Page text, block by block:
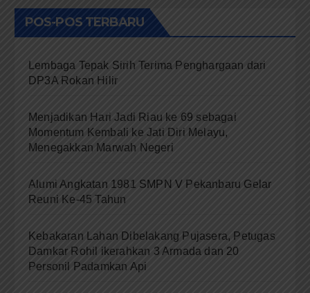
POS-POS TERBARU
Lembaga Tepak Sirih Terima Penghargaan dari
DP3A Rokan Hilir
Menjadikan Hari Jadi Riau ke 69 sebagai
Momentum Kembali ke Jati Diri Melayu,
Menegakkan Marwah Negeri
Alumi Angkatan 1981 SMPN V Pekanbaru Gelar
Reuni Ke-45 Tahun
Kebakaran Lahan Dibelakang Pujasera, Petugas
Damkar Rohil ikerahkan 3 Armada dan 20
Personil Padamkan Api